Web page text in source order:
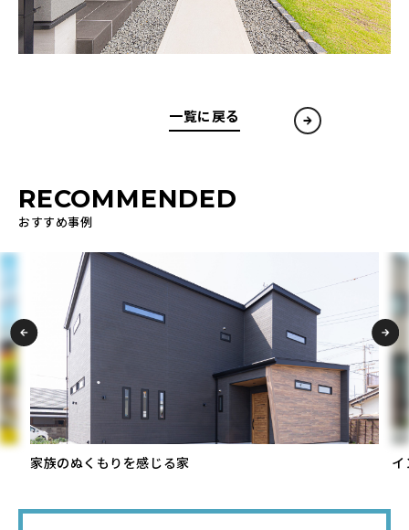
一覧に戻る
RECOMMENDED
おすすめ事例
家族のぬくもりを感じる家 イ